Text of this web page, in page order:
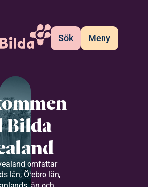
Sök Meny
Bilda
omfattar
län, Örebro län,